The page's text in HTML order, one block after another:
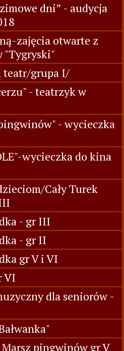
dni” - audycja
zajęcia otwarte z
"Tygryski"
teatr/grupa I/
- teatrzyk w
- wycieczka
wycieczka do kina
Cały Turek
- gr III
- gr II
gr V i VI
VI
dla seniorów -
pingwinów gr V